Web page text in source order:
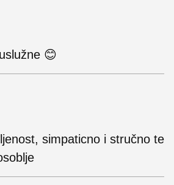
😊
simpaticno i stručno te